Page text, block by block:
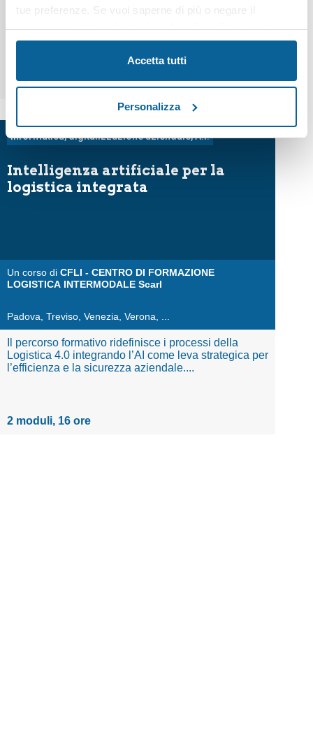
tue preferenze. Se vuoi saperne di più o negare il
consenso a tutti o ad alcuni cookie clicca il tasto in basso
"Personalizza". Chiudendo questo banner tramite il
pulsante in alto a destra “X” proseguirai nella navigazione
del sito mantenendo le impostazioni predefinite che non
tracciamento diversi dai tecnici. Cliccando sul tasto
“Accetta tutti” acconsenti all’uso di tutti i suddetti cookie.
Il tuo consenso è facoltativo e puoi comunque revocarlo
protezione dati potrai trovare ulteriori informazioni (anche
sul trasferimento dei dati), potrai inoltre modificare le tue
Accetta tutti
Personalizza
Il percorso formativo si propone di rafforzare le
correttamente e fluentemente nella lingua inglese...
1 modulo, 24 ore
Informatica, digitalizzazione aziendale, A.I.
Intelligenza artificiale per la
logistica integrata
Un corso di CFLI - CENTRO DI FORMAZIONE
LOGISTICA INTERMODALE Scarl
Padova Treviso Venezia Verona
Il percorso formativo ridefinisce i processi della
Logistica 4.0 integrando l’AI come leva strategica per
l’efficienza e la sicurezza aziendale....
2 moduli, 16 ore